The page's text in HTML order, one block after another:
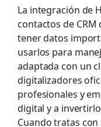
La integración de
contactos de
tener datos
usarlos para
adaptada con un
digitalizadores
profesionales y
digital y a
Cuando tratas